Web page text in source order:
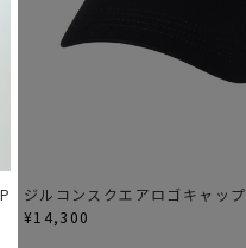
ジルコンスクエアロゴキャップ
¥14,300